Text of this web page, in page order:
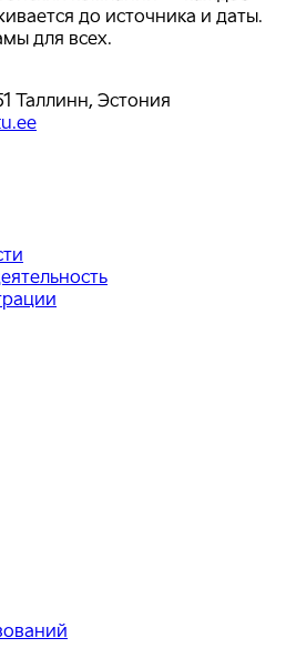
до источника и даты.
для всех.
Таллинн, Эстония